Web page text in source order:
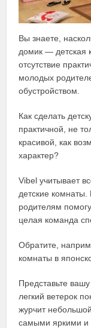
Вы знаете,
домик — детская
отсутствие
молодых
обустройством.
Как сделать
практичной, не
красивой, как
характер?
Vibel учитывает
детские
родителям
целая команда
Обратите,
комнаты в
Представьте
легкий ветерок
журчит
самыми яркими и